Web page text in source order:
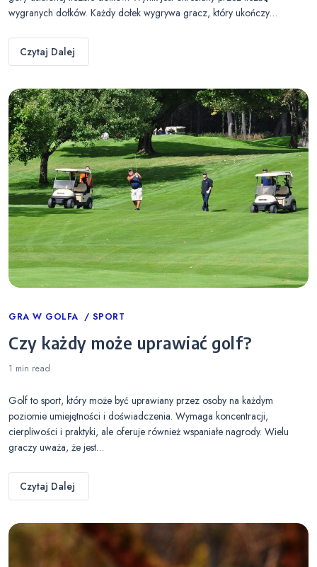
wygranych dołków. Każdy dołek wygrywa gracz, który ukończy…
Czytaj Dalej
Categories
GRA W GOLFA SPORT
Czy każdy może uprawiać golf?
1 min read
Golf to sport, który może być uprawiany przez osoby na każdym
poziomie umiejętności i doświadczenia. Wymaga koncentracji,
cierpliwości i praktyki, ale oferuje również wspaniałe nagrody. Wielu
graczy uważa, że jest…
Czytaj Dalej